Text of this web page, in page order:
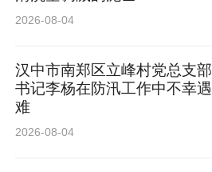
2026-08-04
汉中市南郑区立峰村党总支部
书记李杨在防汛工作中不幸遇
难
2026-08-04